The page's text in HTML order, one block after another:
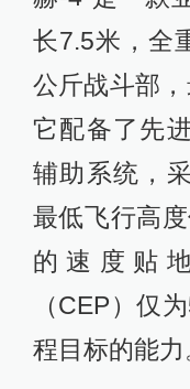
长7.5米，全
公斤战斗部，
它配备了先
辅助系统，
最低飞行高
的速度贴
（CEP）仅
程目标的能力